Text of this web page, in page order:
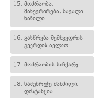
15. მოძრაობა,
მანევრირება, სავალი
ნაწილი
16. გასწრება შემხვედრის
გვერდის ავლით
17. მოძრაობის სიჩქარე
18. სამუხრუჭე მანძილი,
დისტანცია